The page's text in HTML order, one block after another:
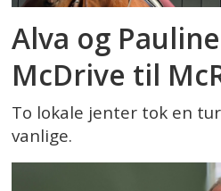
Alva og
McDrive til
To lokale jenter tok en
vanlige.